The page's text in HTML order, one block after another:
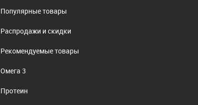
Популярные товары
Распродажи и скидки
Рекомендуемые товары
Омега 3
Протеин